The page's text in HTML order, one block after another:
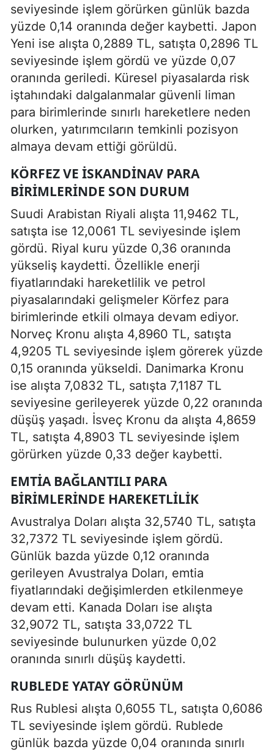
seviyesinde işlem görürken günlük bazda
yüzde 0,14 oranında değer kaybetti. Japon
Yeni ise alışta 0,2889 TL, satışta 0,2896 TL
seviyesinde işlem gördü ve yüzde 0,07
oranında geriledi. Küresel piyasalarda risk
iştahındaki dalgalanmalar güvenli liman
para birimlerinde sınırlı hareketlere neden
olurken, yatırımcıların temkinli pozisyon
almaya devam ettiği görüldü.
KÖRFEZ VE İSKANDINAV PARA
BIRIMLERINDE SON DURUM
Suudi Arabistan Riyali alışta 11,9462 TL,
satışta ise 12,0061 TL seviyesinde işlem
gördü. Riyal kuru yüzde 0,36 oranında
yükseliş kaydetti. Özellikle enerji
fiyatlarındaki hareketlilik ve petrol
piyasalarındaki gelişmeler Körfez para
birimlerinde etkili olmaya devam ediyor.
Norveç Kronu alışta 4,8960 TL, satışta
4,9205 TL seviyesinde işlem görerek yüzde
0,15 oranında yükseldi. Danimarka Kronu
ise alışta 7,0832 TL, satışta 7,1187 TL
seviyesine gerileyerek yüzde 0,22 oranında
düşüş yaşadı. İsveç Kronu da alışta 4,8659
TL, satışta 4,8903 TL seviyesinde işlem
görürken yüzde 0,33 değer kaybetti.
EMTIA BAĞLANTILI PARA
BIRIMLERINDE HAREKETLILIK
Avustralya Doları alışta 32,5740 TL, satışta
32,7372 TL seviyesinde işlem gördü.
Günlük bazda yüzde 0,12 oranında
gerileyen Avustralya Doları, emtia
fiyatlarındaki değişimlerden etkilenmeye
devam etti. Kanada Doları ise alışta
32,9072 TL, satışta 33,0722 TL
seviyesinde bulunurken yüzde 0,02
oranında sınırlı düşüş kaydetti.
RUBLEDE YATAY GÖRÜNÜM
Rus Rublesi alışta 0,6055 TL, satışta 0,6086
TL seviyesinde işlem gördü. Rublede
günlük bazda yüzde 0,04 oranında sınırlı